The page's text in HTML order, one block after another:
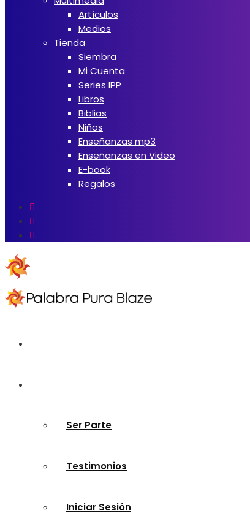
Artículos
Medios
Tienda
Siembra
Mi Cuenta
Series IPP
Libros
Biblias
Niños
Enseñanzas mp3
Enseñanzas en Video
E-book
Regalos
Ser Parte
Testimonios
Iniciar Sesión